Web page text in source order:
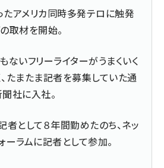
アメリカ同時多発テロに触発
取材を開始。
ないフリーライターがうまくいく
たまたま記者を募集していた通
社に入社。
者として８年間勤めたのち、ネッ
ーラムに記者として参加。